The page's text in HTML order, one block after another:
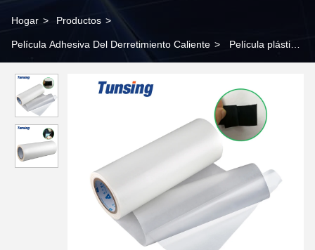
Hogar > Productos >
Película Adhesiva Del Derretimiento Caliente > Película plástica